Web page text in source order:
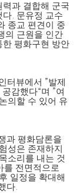
과 결합해 군국
다 문유정 교수
종교 편견이 중
의 근원을 인간
한 평화구현 방안
터뷰에서 ”발제
공감했다“며 ”여
의할 수 있어 유
과 평화담론을
성은 존재하지
소리를 내는 것
를 전면적으로
일정을 확대해
다